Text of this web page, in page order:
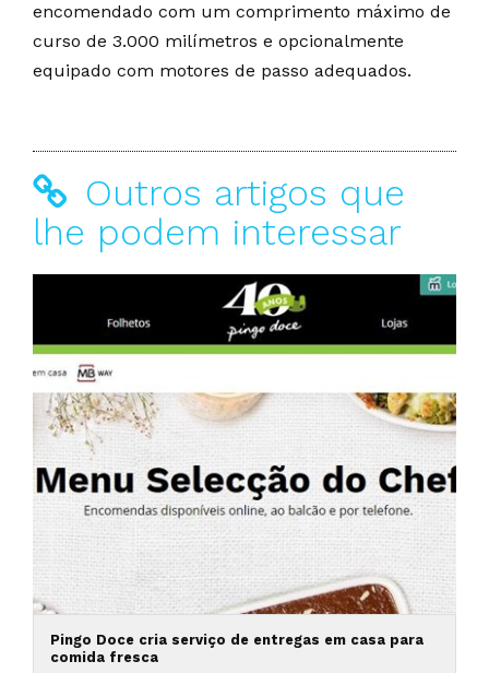
encomendado com um comprimento máximo de
curso de 3.000 milímetros e opcionalmente
equipado com motores de passo adequados.
Outros artigos que
lhe podem interessar
Pingo Doce cria serviço de entregas em casa para
comida fresca